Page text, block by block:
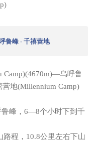
鲁峰 - 千禧营地
Camp)(4670m)—乌呼鲁
地(Millennium Camp)
峰，6—8个小时下到千
程，10.8公里左右下山